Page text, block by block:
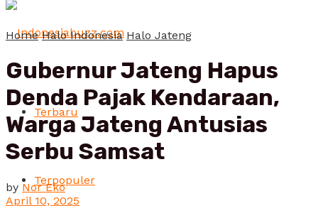
Terbaru
Terpopuler
Home Halo Indonesia Halo Jateng
Gubernur Jateng Hapus
Denda Pajak Kendaraan,
Warga Jateng Antusias
Serbu Samsat
by Nor Eko
April 10, 2025